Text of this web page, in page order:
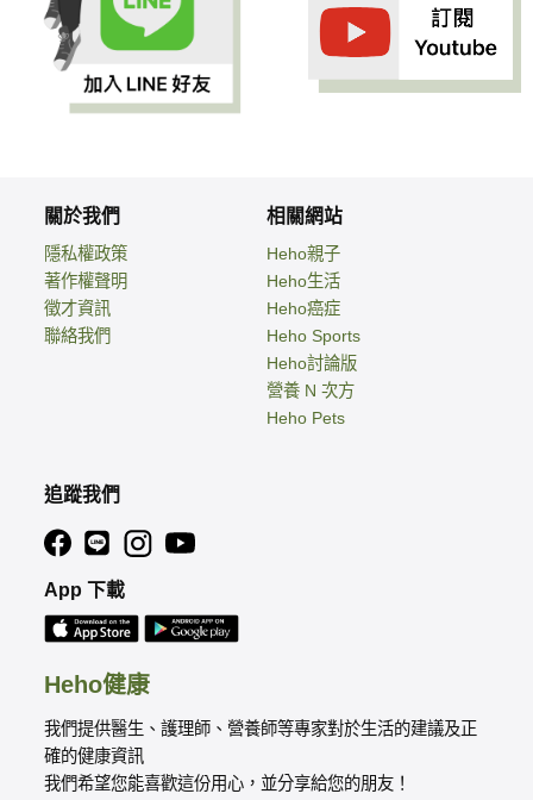
Heho健康
我們提供醫生、護理師、營養師等專家對於生活的建議及正
確的健康資訊
我們希望您能喜歡這份用心，並分享給您的朋友！
關於我們
隱私權政策
著作權聲明
徵才資訊
聯絡我們
相關網站
Heho親子
Heho生活
Heho癌症
Heho Sports
Heho討論版
營養 N 次方
Heho Pets
追蹤我們
App 下載